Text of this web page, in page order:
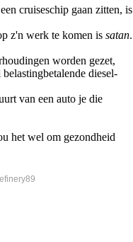
cruiseschip gaan zitten, is
z'n werk te komen is satan.
worden gezet,
diesel-
van een auto je die
het wel om gezondheid